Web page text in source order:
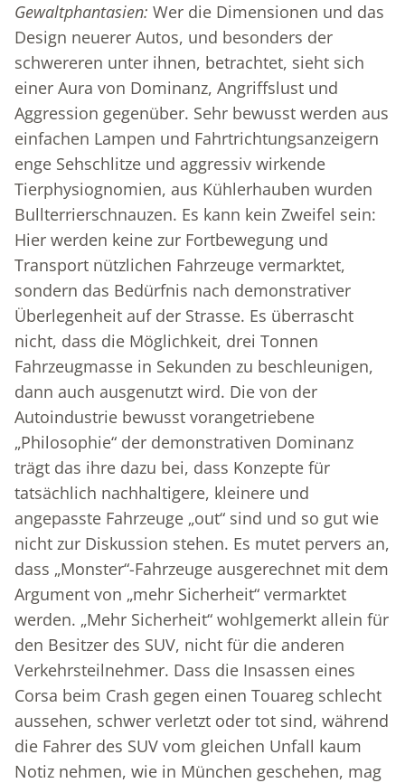
Gewaltphantasien: Wer die Dimensionen und das
Design neuerer Autos, und besonders der
schwereren unter ihnen, betrachtet, sieht sich
einer Aura von Dominanz, Angriffslust und
Aggression gegenüber. Sehr bewusst werden aus
einfachen Lampen und Fahrtrichtungsanzeigern
enge Sehschlitze und aggressiv wirkende
Tierphysiognomien, aus Kühlerhauben wurden
Bullterrierschnauzen. Es kann kein Zweifel sein:
Hier werden keine zur Fortbewegung und
Transport nützlichen Fahrzeuge vermarktet,
sondern das Bedürfnis nach demonstrativer
Überlegenheit auf der Strasse. Es überrascht
nicht, dass die Möglichkeit, drei Tonnen
Fahrzeugmasse in Sekunden zu beschleunigen,
dann auch ausgenutzt wird. Die von der
Autoindustrie bewusst vorangetriebene
„Philosophie“ der demonstrativen Dominanz
trägt das ihre dazu bei, dass Konzepte für
tatsächlich nachhaltigere, kleinere und
angepasste Fahrzeuge „out“ sind und so gut wie
nicht zur Diskussion stehen. Es mutet pervers an,
dass „Monster“-Fahrzeuge ausgerechnet mit dem
Argument von „mehr Sicherheit“ vermarktet
werden. „Mehr Sicherheit“ wohlgemerkt allein für
den Besitzer des SUV, nicht für die anderen
Verkehrsteilnehmer. Dass die Insassen eines
Corsa beim Crash gegen einen Touareg schlecht
aussehen, schwer verletzt oder tot sind, während
die Fahrer des SUV vom gleichen Unfall kaum
Notiz nehmen, wie in München geschehen, mag